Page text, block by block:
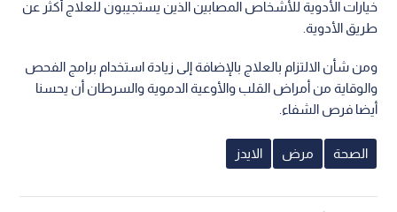
خيارات الأدوية للأشخاص المصابين الذين يستجيبون للعلاج أكثر عن
طريق الأدوية.
ومن شأن الالتزام بالعلاج بالإضافة إلى زيادة استخدام برامج الفحص
والوقاية من أمراض القلب والأوعية الدموية والسرطان أن يحسنا
أيضا فرص الشفاء.
الصحة مرض الايدز